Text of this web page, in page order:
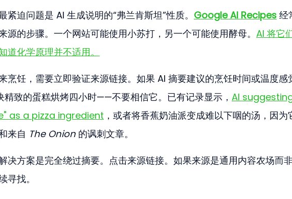
紧迫问题是 AI 生成说明的“弗兰肯斯坦”性质。 Google AI Recipes 经
源的步骤。一个网站可能使用小苏打，另一个可能使用酵母。 AI 将它
道化学原理并不适用。
烹饪，需要立即验证来源链接。如果 AI 摘要建议的烹饪时间或温度感
致的蛋糕烘烤四小时——不要相信它。已有记录显示， AI
as a pizza ingredient ，或者将香蕉奶油派变成难以下咽的汤，因为
来自 The Onion 的讽刺文章。
决方案是完全绕过摘要。点击来源链接。如果来源是通用内容农场而
寻找。